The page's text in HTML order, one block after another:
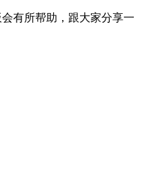
有所帮助，跟大家分享一